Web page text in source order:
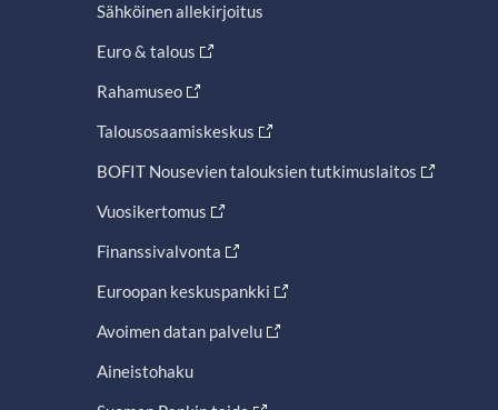
Sähköinen allekirjoitus
Euro & talous
Rahamuseo
Talousosaamiskeskus
BOFIT Nousevien talouksien tutkimuslaitos
Vuosikertomus
Finanssivalvonta
Euroopan keskuspankki
Avoimen datan palvelu
Aineistohaku